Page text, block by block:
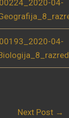
04-
04-
Next Post →